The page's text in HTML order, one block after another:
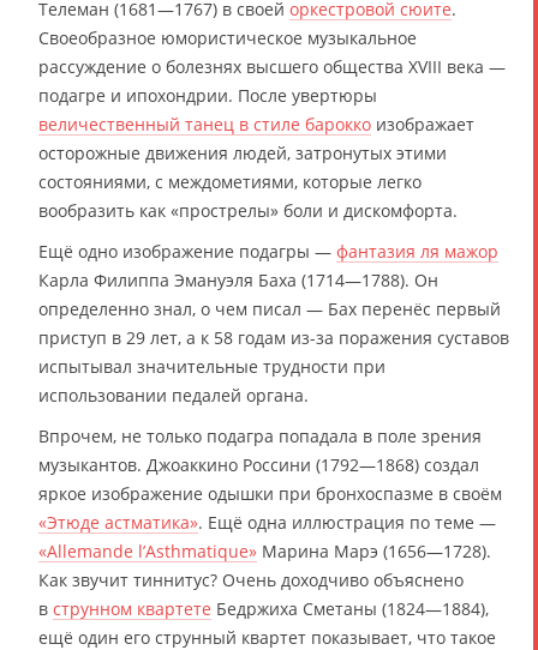
Телеман (1681—1767) в своей оркестровой сюите.
Своеобразное юмористическое музыкальное
рассуждение о болезнях высшего общества XVIII века —
подагре и ипохондрии. После увертюры
величественный танец в стиле барокко изображает
осторожные движения людей, затронутых этими
состояниями, с междометиями, которые легко
вообразить как «прострелы» боли и дискомфорта.
Ещё одно изображение подагры — фантазия ля мажор
Карла Филиппа Эмануэля Баха (1714—1788). Он
определенно знал, о чем писал — Бах перенёс первый
приступ в 29 лет, а к 58 годам из-за поражения суставов
испытывал значительные трудности при
использовании педалей органа.
Впрочем, не только подагра попадала в поле зрения
музыкантов. Джоаккино Россини (1792—1868) создал
яркое изображение одышки при бронхоспазме в своём
«Этюде астматика». Ещё одна иллюстрация по теме —
«Allemande l’Asthmatique» Марина Марэ (1656—1728).
Как звучит тиннитус? Очень доходчиво объяснено
в струнном квартете Бедржиха Сметаны (1824—1884),
ещё один его струнный квартет показывает, что такое